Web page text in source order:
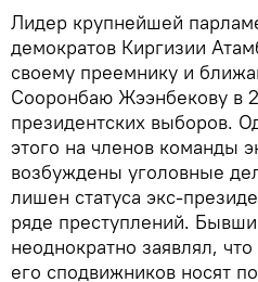
Лидер крупнейшей
демократов Киргизии
своему преемнику и
Сооронбаю Жээнбекову в
президентских выборов.
этого на членов команды
возбуждены уголовные
лишен статуса экс-
ряде преступлений.
неоднократно заявлял,
его сподвижников носят